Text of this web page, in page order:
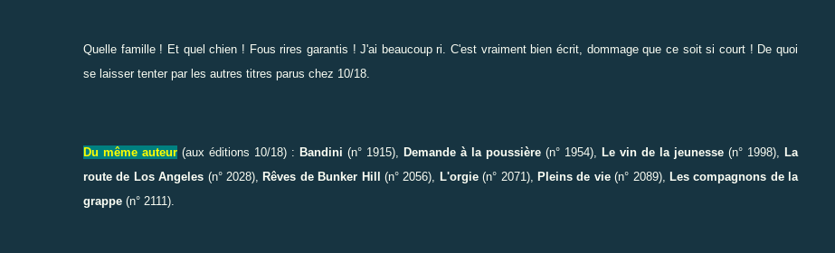
Quelle famille ! Et quel chien ! Fous rires garantis ! J'ai beaucoup ri. C'est vraiment bien écrit, dommage que ce soit si court ! De quoi
se laisser tenter par les autres titres parus chez 10/18.
Du même auteur (aux éditions 10/18) : Bandini (n° 1915), Demande à la poussière (n° 1954), Le vin de la jeunesse (n° 1998),
La
route de Los Angeles (n° 2028), Rêves de Bunker Hill (n° 2056), L'orgie(n° 2071), Pleins de vie(n° 2089),
Les compagnons de la
grappe (n° 2111).